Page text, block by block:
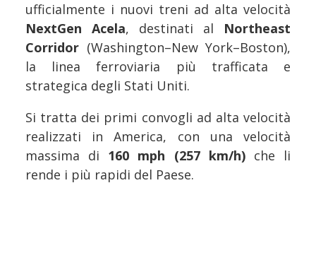
ufficialmente i nuovi treni ad alta velocità
NextGen Acela, destinati al Northeast
Corridor (Washington–New York–Boston),
la linea ferroviaria più trafficata e
strategica degli Stati Uniti.
Si tratta dei primi convogli ad alta velocità
realizzati in America, con una velocità
massima di 160 mph (257 km/h)che li
rende i più rapidi del Paese.